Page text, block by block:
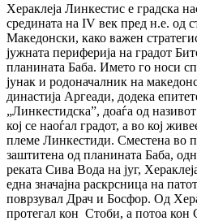
Хераклеја Линкестис е градска
средината на IV век пред н.е. од
Македонски, како важен
јужната периферија на градот
планината Баба. Името го носи
јунак и родоначалник на
династија Аргеади, додека
„Линкестидска”, доаѓа од
кој се наоѓал градот, а во кој
племе Линкестиди. Сместена во
заштитена од планината Баба,
реката Сива Вода на југ,
една значајна раскрсница на
поврзувал Драч и Босфор. Од
протегал кон Стоби, а потоа кон